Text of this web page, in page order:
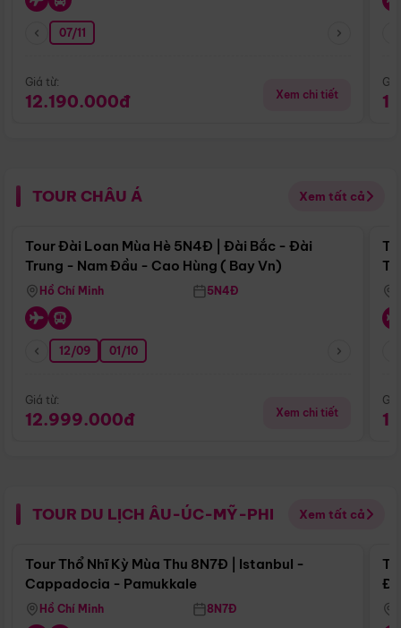
07/11
Giá từ:
12.190.000đ Xem chi tiết
TOUR CHÂU Á Xem tất cả
Điểm nổi bật
Tour Đài Loan Mùa Hè 5N4Đ | Đài Bắc - Đài
Trung - Nam Đầu - Cao Hùng ( Bay Vn)
Hồ Chí Minh 5N4Đ
12/09 01/10
Giá từ:
12.999.000đ Xem chi tiết
TOUR DU LỊCH ÂU-ÚC-MỸ-PHI Xem tất cả
Điểm nổi bật
Tour Thổ Nhĩ Kỳ Mùa Thu 8N7Đ | Istanbul -
Cappadocia - Pamukkale
Hồ Chí Minh 8N7Đ